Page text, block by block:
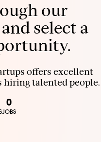
our
select a
offers excellent
hiring talented people.
0
JOBS